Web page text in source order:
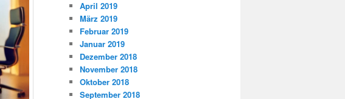
April 2019
März 2019
Februar 2019
Januar 2019
Dezember 2018
November 2018
Oktober 2018
September 2018